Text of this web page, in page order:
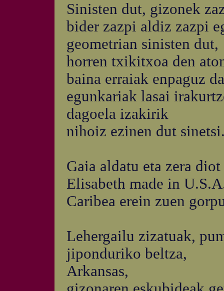
Sinisten dut, gizonek
bider zazpi aldiz zazpi
geometrian sinisten dut,
horren txikitxoa den
baina erraiak enpaguz
egunkariak lasai
dagoela izakirik
nihoiz ezinen dut
Gaia aldatu eta zera
Elisabeth made in
Caribea erein zuen
Lehergailu zizatuak,
jiponduriko beltza,
Arkansas,